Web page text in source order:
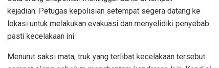
kejadian. Petugas kepolisian setempat segera datang ke
lokasi untuk melakukan evakuasi dan menyelidiki penyebab
pasti kecelakaan ini.
Menurut saksi mata, truk yang terlibat kecelakaan tersebut